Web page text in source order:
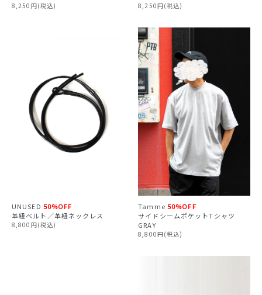
8,250円(税込) 8,250円(税込)
UNUSED 50%OFF
革紐ベルト／革紐ネックレス
8,800円(税込)
Tamme 50%OFF
サイドシームポケットTシャツ
GRAY
8,800円(税込)